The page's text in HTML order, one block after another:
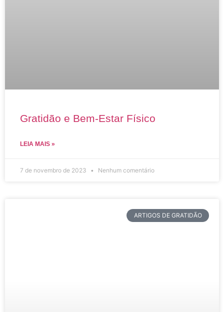
Gratidão e Bem-Estar Físico
LEIA MAIS »
7 de novembro de 2023 Nenhum comentário
ARTIGOS DE GRATIDÃO